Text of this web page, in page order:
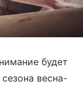
будет
весна-